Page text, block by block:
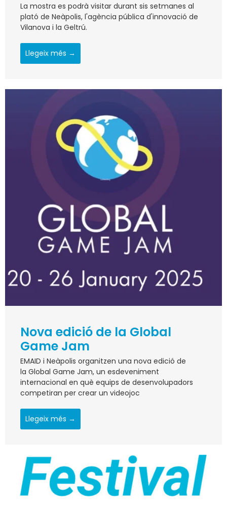
La mostra es podrà visitar durant sis setmanes al
plató de Neàpolis, l'agència pública d'innovació de
Vilanova i la Geltrú.
Llegeix més →
Nova edició de la Global
Game Jam
EMAID i Neàpolis organitzen una nova edició de
la Global Game Jam, un esdeveniment
internacional en què equips de desenvolupadors
competiran per crear un videojoc
Llegeix més →